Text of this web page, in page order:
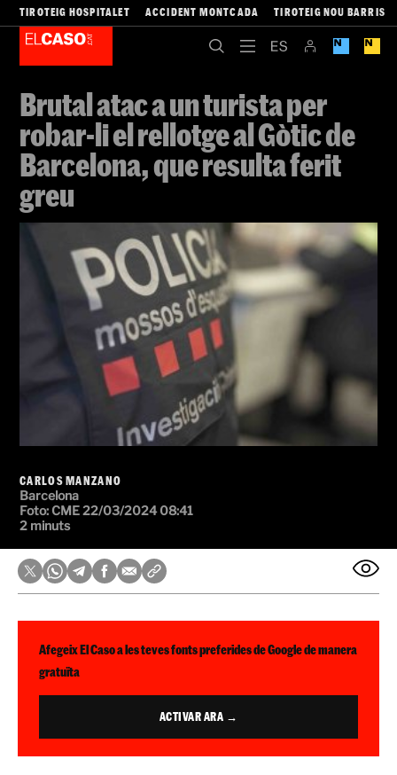
TIROTEIG HOSPITALET ACCIDENT MONTCADA TIROTEIG NOU BARRIS
Brutal atac a un turista per
robar-li el rellotge al Gòtic de
Barcelona, ​​que resulta ferit
greu
CARLOS MANZANO
Barcelona
Foto:CME22/03/2024 08:41
2 minuts
Afegeix El Caso a les teves fonts preferides de Google de manera
gratuïta
ACTIVAR ARA →